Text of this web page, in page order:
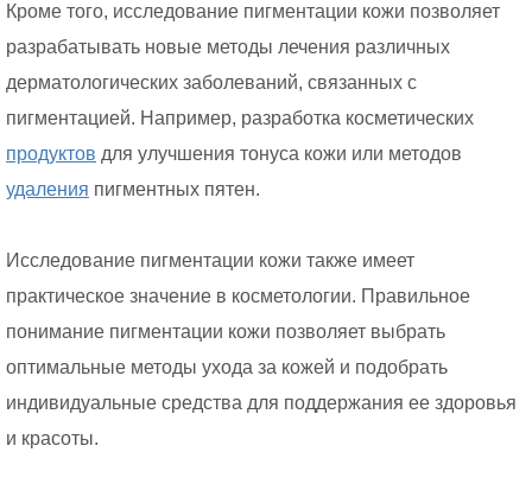
Кроме того, исследование пигментации кожи позволяет
разрабатывать новые методы лечения различных
дерматологических заболеваний, связанных с
пигментацией. Например, разработка косметических
продуктов для улучшения тонуса кожи или методов
удаления пигментных пятен.
Исследование пигментации кожи также имеет
практическое значение в косметологии. Правильное
понимание пигментации кожи позволяет выбрать
оптимальные методы ухода за кожей и подобрать
индивидуальные средства для поддержания ее здоровья
и красоты.